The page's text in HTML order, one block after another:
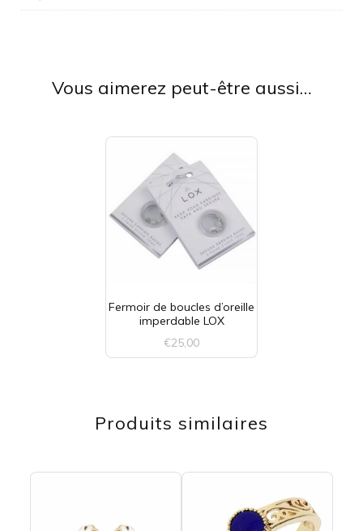
Vous aimerez peut-être aussi…
Fermoir de boucles d’oreille
imperdable LOX
€25,00
a
Produits similaires